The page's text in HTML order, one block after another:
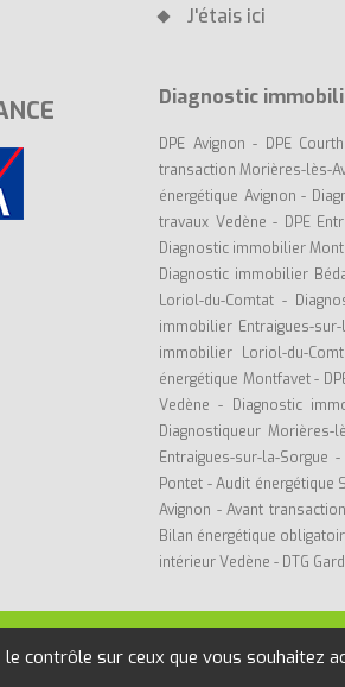
J'étais ici
Diagnostic
DPE Avignon - DPE
transaction Morières-lès-
énergétique Avignon -
travaux Vedène - DPE
Diagnostic immobilier
Diagnostic immobilier
Loriol-du-Comtat -
immobilier Entraigues-sur-
immobilier Loriol-du-
énergétique Montfavet-
Vedène- Diagnostic
Diagnostiqueur Morières-
Entraigues-sur-la-Sorgue -
Pontet -Audit énergétique
Avignon -Avant
Bilan énergétique
intérieur Vedène - DTG Gard
502 805 -Mentions légales- Politique de
contrôle sur ceux que vous souhaitez